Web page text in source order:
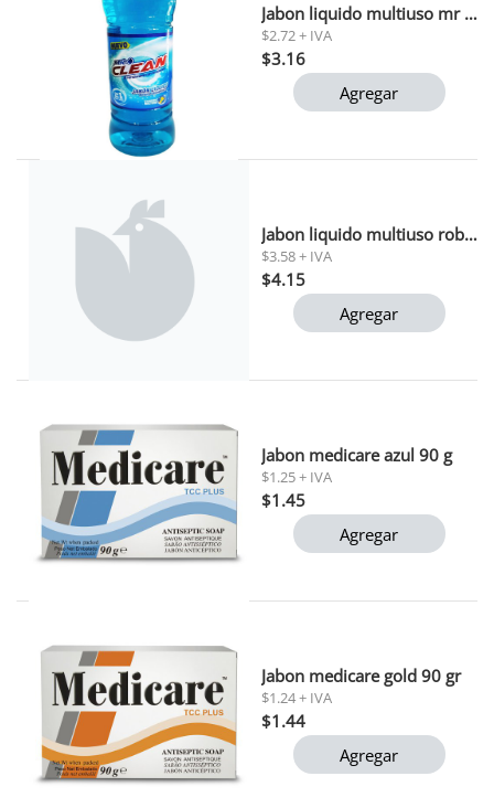
Jabon liquido multiuso mr clean 1 lt
$2.72 + IVA
$3.16
Agregar
Jabon liquido multiuso roberti 1 lt
$3.58 + IVA
$4.15
Agregar
Jabon medicare azul 90 g
$1.25 + IVA
$1.45
Agregar
Jabon medicare gold 90 gr
$1.24 + IVA
$1.44
Agregar